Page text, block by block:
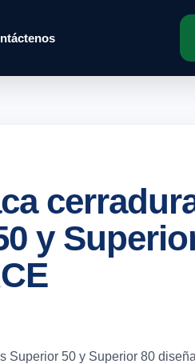
y
Superior 50 y Superior 80